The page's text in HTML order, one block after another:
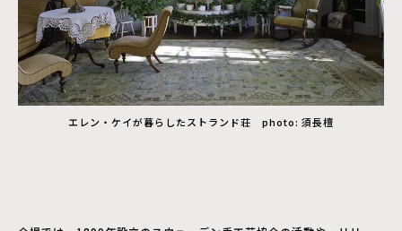
エレン・ケイが暮らしたストランド荘 photo: 須長檀